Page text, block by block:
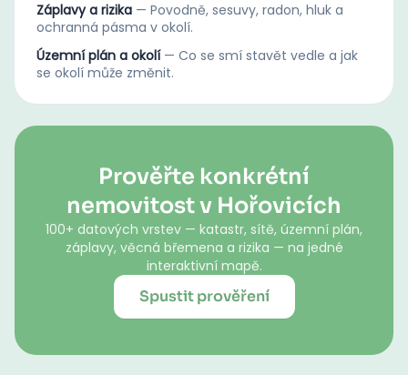
Záplavy a rizika — Povodně, sesuvy, radon, hluk a
ochranná pásma v okolí.
Územní plán a okolí — Co se smí stavět vedle a jak
se okolí může změnit.
Prověřte konkrétní
nemovitost v Hořovicích
100+ datových vrstev — katastr, sítě, územní plán,
záplavy, věcná břemena a rizika — na jedné
interaktivní mapě.
Spustit prověření